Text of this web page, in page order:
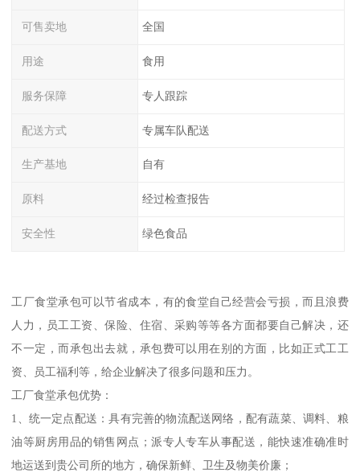
可售卖地 全国
用途 食用
服务保障 专人跟踪
配送方式 专属车队配送
生产基地 自有
原料 经过检查报告
安全性 绿色食品
工厂食堂承包可以节省成本，有的食堂自己经营会亏损，而且浪费
人力，员工工资、保险、住宿、采购等等各方面都要自己解决，还
不一定，而承包出去就，承包费可以用在别的方面，比如正式工工
资、员工福利等，给企业解决了很多问题和压力。
工厂食堂承包优势：
1、统一定点配送：具有完善的物流配送网络，配有蔬菜、调料、粮
油等厨房用品的销售网点；派专人专车从事配送，能快速准确准时
地运送到贵公司所的地方，确保新鲜、卫生及物美价廉；